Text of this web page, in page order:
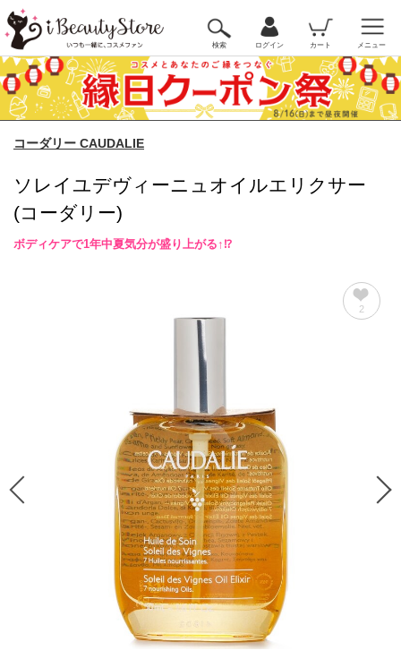
検索 ログイン カート メニュー
コーダリー CAUDALIE
ソレイユデヴィーニュオイルエリクサー
(コーダリー)
ボディケアで1年中夏気分が盛り上がる↑⁉
2